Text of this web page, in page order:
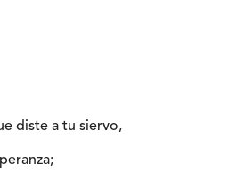
diste a tu siervo,